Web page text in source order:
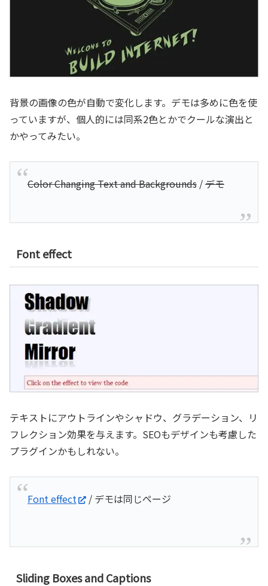
背景の画像の色が自動で変化します。デモは多めに色を使
っていますが、個人的には同系2色とかでクールな演出と
かやってみたい。
Color Changing Text and Backgrounds/デモ
Font effect
テキストにアウトラインやシャドウ、グラデーション、リ
フレクション効果を与えます。SEOもデザインも考慮した
プラグインかもしれない。
Font effect / デモは同じページ
Sliding Boxes and Captions